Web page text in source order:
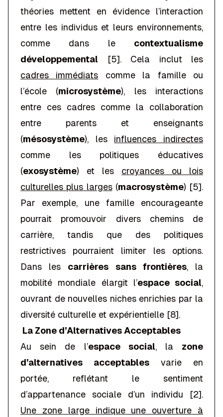
théories mettent en évidence l’interaction
entre les individus et leurs environnements,
comme dans le contextualisme
développemental [5]. Cela inclut les
cadres immédiats comme la famille ou
l’école (microsystème), les interactions
entre ces cadres comme la collaboration
entre parents et enseignants
(mésosystème), les influences indirectes
comme les politiques éducatives
(exosystème) et les croyances ou lois
culturelles plus larges(macrosystème) [5].
Par exemple, une famille encourageante
pourrait promouvoir divers chemins de
carrière, tandis que des politiques
restrictives pourraient limiter les options.
Dans les carrières sans frontières, la
mobilité mondiale élargit l’espace social,
ouvrant de nouvelles niches enrichies par la
diversité culturelle et expérientielle [8].
La Zone d’Alternatives Acceptables
Au sein de l’espace social, la zone
d’alternatives acceptables varie en
portée, reflétant le sentiment
d’appartenance sociale d’un individu [2].
Une zone large indique une ouverture à